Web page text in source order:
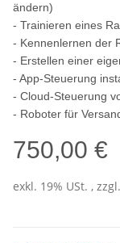
ändern)
- Trainieren eines
- Kennenlernen der
- Erstellen einer
- App-Steuerung
- Cloud-Steuerung
- Roboter für
750,00 €
exkl. 19% USt. , zzgl.